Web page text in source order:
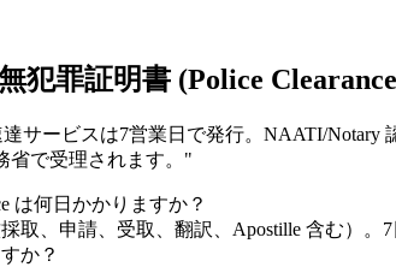
犯罪証明書 (Police
達サービスは7営業日で発行。NAATI/
で受理されます。 "
は何日かかりますか？
取、申請、受取、翻訳、Apostille 含む）。
か？